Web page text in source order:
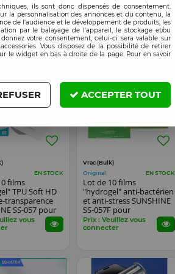
taille 11
tablettes
vous
075FS pour
smartphones, watch...
Prix : Veuillez vous
connecter
EN STOCK
films
TPU Soft HD
transparence
SS-057 pour
watch...
vous
Vrac (Bulk)
Original
EN STOCK
Lot de 10 films
"hydrogel" anti-bactérien
et anti-stress SUNSHINE
SS-057F pour
smartphones, watch...
Prix : Veuillez vous
connecter
ils sont donc dispensés de consentement.
la personnalisation des annonces et du contenu, la
de l'audience et le développement de produits, les
par le balayage de l'appareil, le stockage et/ou
votre consentement, celui-ci sera valable sur
Vous disposez de la possibilité de retirer
le widget en bas à droite de la page. Pour en savoir
ACCEPTER TOUT